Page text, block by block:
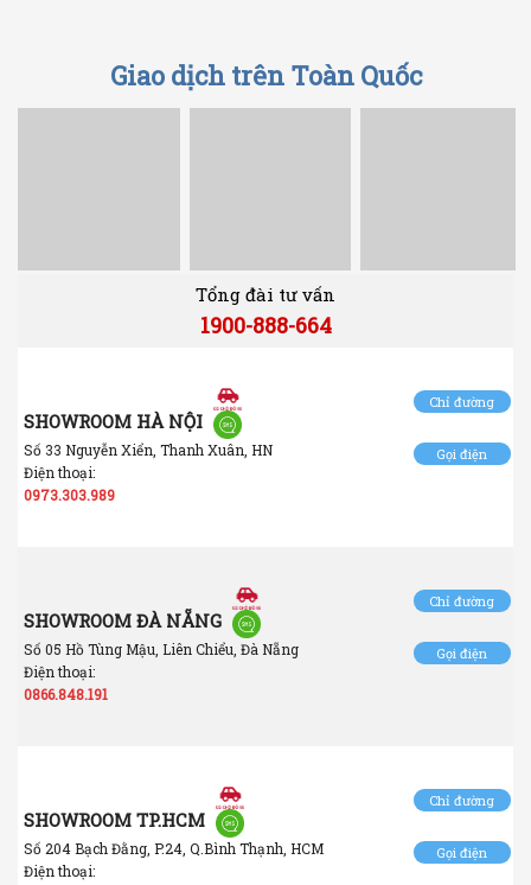
Giao dịch trên Toàn Quốc
Tổng đài tư vấn
1900-888-664
SHOWROOM HÀ NỘI
Số 33 Nguyễn Xiển, Thanh Xuân, HN
Điện thoại:
0973.303.989
Chỉ đường
Gọi điện
SHOWROOM ĐÀ NẴNG
Số 05 Hồ Tùng Mậu, Liên Chiểu, Đà Nẵng
Điện thoại:
0866.848.191
Chỉ đường
Gọi điện
SHOWROOM TP.HCM
Số 204 Bạch Đằng, P.24, Q.Bình Thạnh, HCM
Điện thoại:
Chỉ đường
Gọi điện